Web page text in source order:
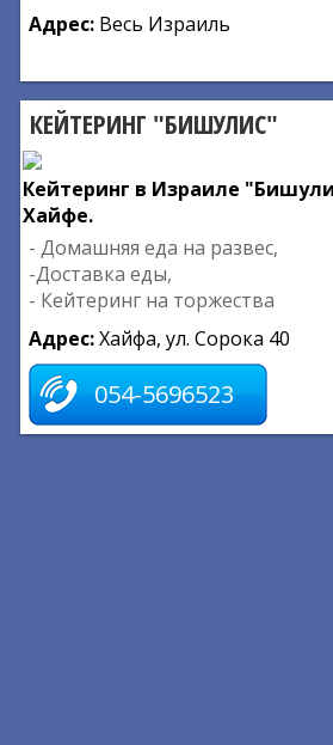
Адрес: Весь Израиль
КЕЙТЕРИНГ "БИШУЛИС"
Кейтеринг в Израиле
Хайфе.
- Домашняя еда на развес,
-Доставка еды,
- Кейтеринг на торжества
Адрес:Хайфа, ул. Сорока 40
054-5696523